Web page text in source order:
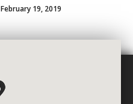
February 19, 2019